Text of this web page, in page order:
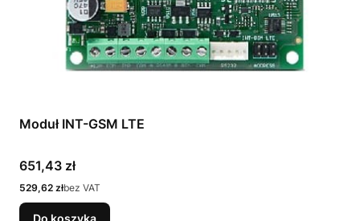
Moduł INT-GSM LTE
Cena
651,43 zł
Cena
529,62 złbez VAT